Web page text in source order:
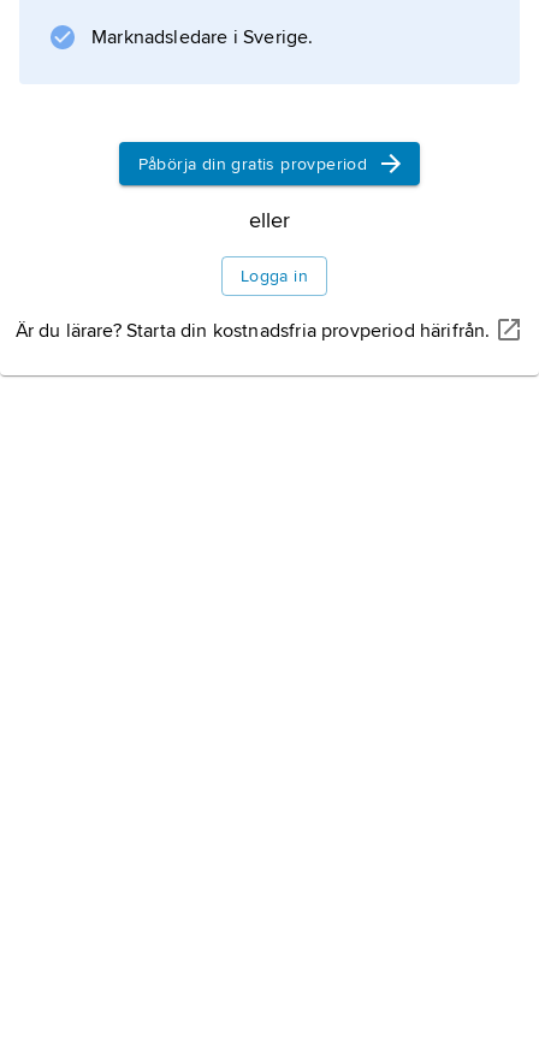
Sensor är även en annan benämning på
omvandlaren. Se även
Marknadsledare i Sverige.
Påbörja din gratis provperiod
eller
Logga in
Är du lärare? Starta din kostnadsfria provperiod härifrån.